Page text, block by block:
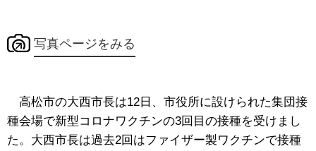
写真ページをみる
高松市の大西市長は12日、市役所に設けられた集団接
種会場で新型コロナワクチンの3回目の接種を受けまし
た。大西市長は過去2回はファイザー製ワクチンで接種